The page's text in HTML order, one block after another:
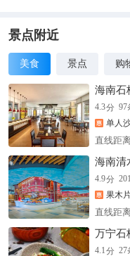
景点附近
美食 景点 购
海南石
4.3分 97
单人
直线距
海南清
4.9分 201
果木
直线距
万宁石
4.1分 27